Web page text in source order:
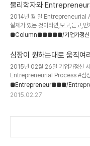
혼을 했다. 첫 학위논문을 제출하
을 하면서. 처음이라 그런걸까? 내
여태 살면서 내가 모르는 것, 잘 못
끄럽게 느껴진 적이 거의 없었다.
물리학자와
기업가정신 문화센터
2014년 월 일 Entrepreneurial
실체가 있는 것이라면,보고,듣고,
한다. 그런데, 정작 이 육감을 활
지 명확하게 알고 설명하기는 힘들
Entrepreneurship 연구자의 공
Linked-in / Facebook) 기업가
Entrepreneurship Travel] -
Homepage : www.wet.or.kr
■Column■■■■■/기업가정신
심장이 원하는대로 움직여
2015년 02월 26일 기업가정신 세
Entrepreneurial Process #심장
내 책이 나왔다. 심장이 원하는 대
는 부분을 꼽으라면, 바로 이 속지
어떻게든 이젠 벗어나고자 하는 나
■Entrepreneur■■■/
2015.02.27